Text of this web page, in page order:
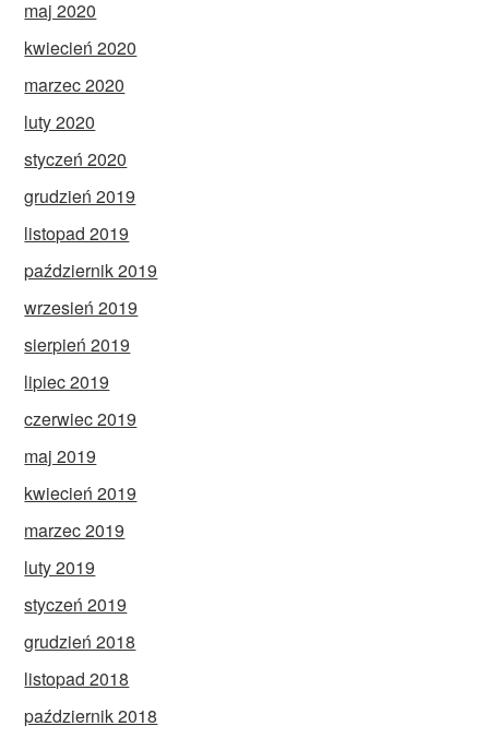
maj 2020
kwiecień 2020
marzec 2020
luty 2020
styczeń 2020
grudzień 2019
listopad 2019
październik 2019
wrzesień 2019
sierpień 2019
lipiec 2019
czerwiec 2019
maj 2019
kwiecień 2019
marzec 2019
luty 2019
styczeń 2019
grudzień 2018
listopad 2018
październik 2018